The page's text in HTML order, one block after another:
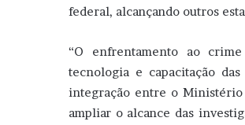
federal, alcançando outros
“O enfrentamento ao
tecnologia e capacitação
integração entre o Ministério
ampliar o alcance das